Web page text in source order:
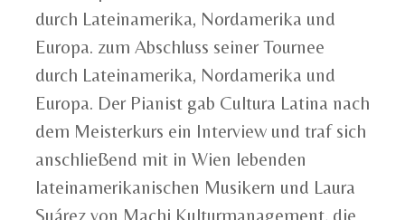
durch Lateinamerika, Nordamerika und
Europa. zum Abschluss seiner Tournee
durch Lateinamerika, Nordamerika und
Europa. Der Pianist gab Cultura Latina nach
dem Meisterkurs ein Interview und traf sich
anschließend mit in Wien lebenden
lateinamerikanischen Musikern und Laura